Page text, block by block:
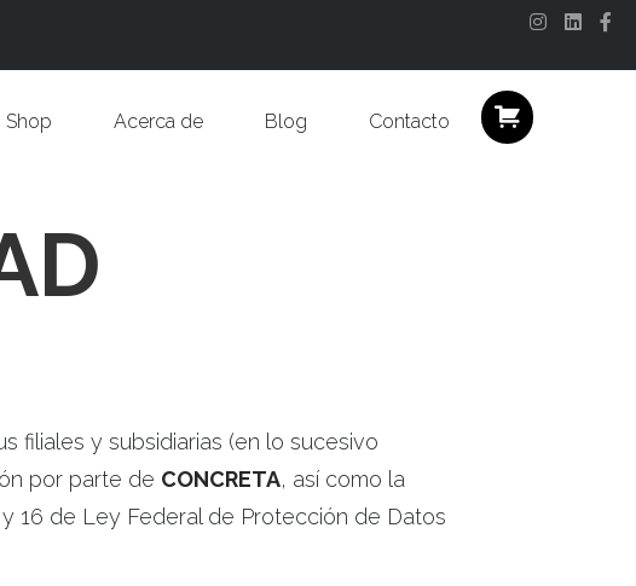
Instagram
Shop Acerca de Blog Contacto
filiales y subsidiarias (en lo sucesivo
por parte de CONCRETA, así como la
16 de Ley Federal de Protección de Datos